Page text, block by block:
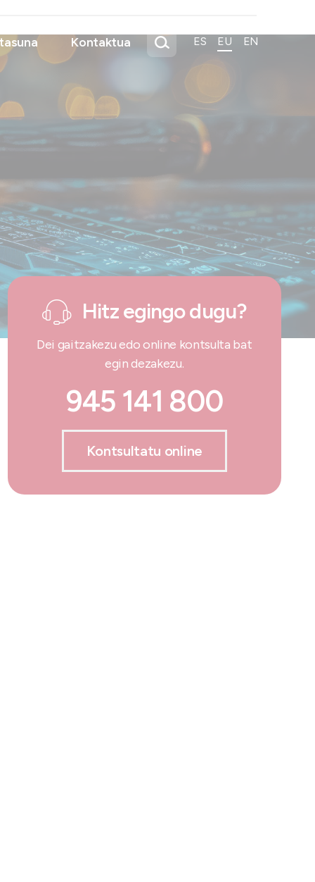
Kontaktua ES EU EN
Hitz egingo dugu?
Dei gaitzakezu edo online kontsulta bat
egin dezakezu.
945 141 800
Kontsultatu online